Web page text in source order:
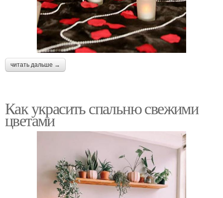
читать дальше →
Как украсить спальню свежими
цветами